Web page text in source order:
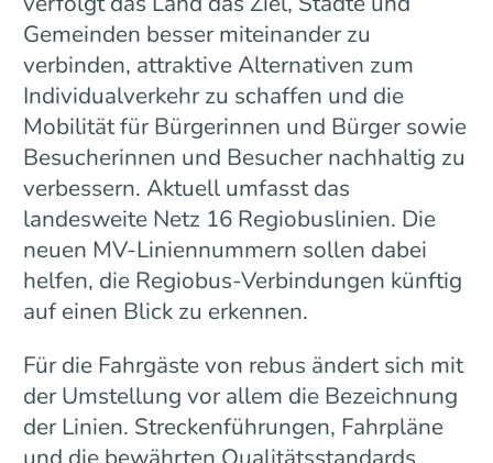
Gemeinden besser miteinander zu
verbinden, attraktive Alternativen zum
Individualverkehr zu schaffen und die
Mobilität für Bürgerinnen und Bürger sowie
Besucherinnen und Besucher nachhaltig zu
verbessern. Aktuell umfasst das
landesweite Netz 16 Regiobuslinien. Die
neuen MV-Liniennummern sollen dabei
helfen, die Regiobus-Verbindungen künftig
auf einen Blick zu erkennen.
Für die Fahrgäste von rebus ändert sich mit
der Umstellung vor allem die Bezeichnung
der Linien. Streckenführungen, Fahrpläne